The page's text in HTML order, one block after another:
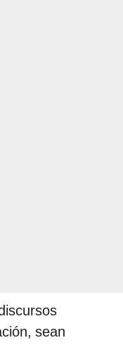
sean